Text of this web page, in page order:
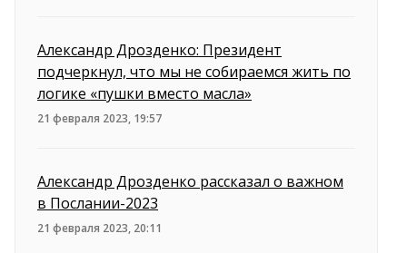
Александр Дрозденко: Президент
подчеркнул, что мы не собираемся жить по
логике «пушки вместо масла»
21 февраля 2023, 19:57
Александр Дрозденко рассказал о важном
в Послании-2023
21 февраля 2023, 20:11